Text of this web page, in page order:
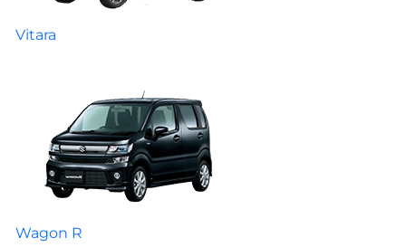
Vitara
Wagon R